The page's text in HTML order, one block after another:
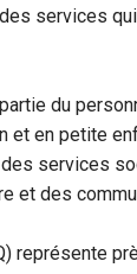
services
du
et en petite
services
et des
représente